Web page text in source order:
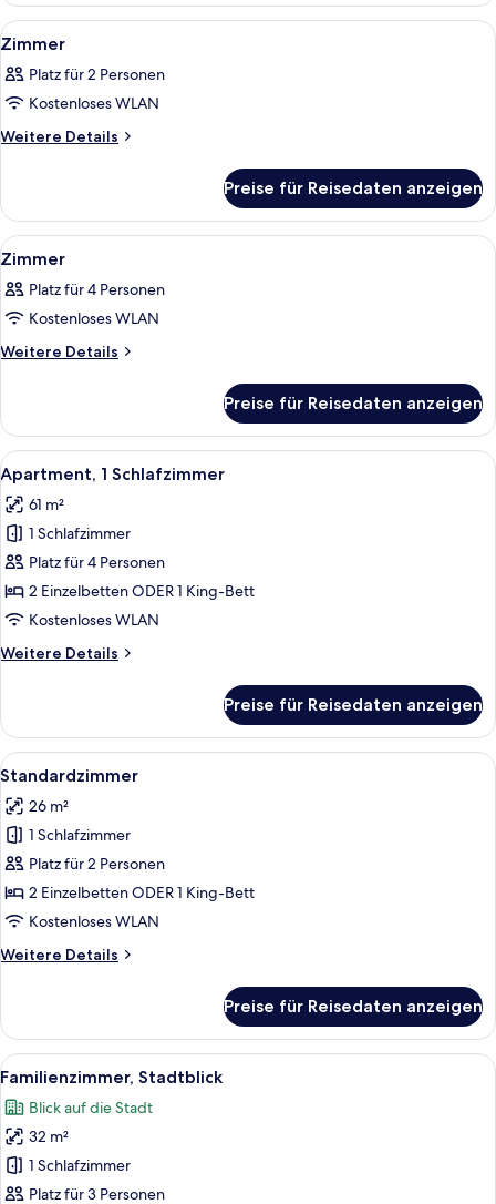
Alle
Fotos
für
Zimmer
anzeigen
Ein Hotelzimmer mit einem großen
9
Zimmer
Platz für 2 Personen
Kostenloses WLAN
Weitere Details
Weitere
Preise für Reisedaten anzeigen
Alle
Fotos
für
Zimmer
anzeigen
Ein Hotelzimmer mit einem großen
9
Zimmer
Platz für 4 Personen
Kostenloses WLAN
Weitere Details
Weitere
Preise für Reisedaten anzeigen
Alle
Fotos
für
Apartment,
1
Schlafzimmer
anzeigen
Ein modernes Hotelzimmer mit
7
Apartment, 1 Schlafzimmer
61 m²
1 Schlafzimmer
Platz für 4 Personen
2 Einzelbetten ODER 1 King-Bett
Kostenloses WLAN
Weitere Details
Weitere
1
Schlafzimmer
Preise für Reisedaten anzeigen
Alle
Fotos
für
Standardzimmer
anzeigen
Ein modernes Hotelzimmer mit
6
Standardzimmer
26 m²
1 Schlafzimmer
Platz für 2 Personen
2 Einzelbetten ODER 1 King-Bett
Kostenloses WLAN
Weitere Details
Weitere
Preise für Reisedaten anzeigen
Alle
Fotos
für
Familienzimmer,
Stadtblick
anzeigen
Ein Hotelzimmer mit einem großen
10
Familienzimmer, Stadtblick
Blick auf die Stadt
32 m²
1 Schlafzimmer
Platz für 3 Personen